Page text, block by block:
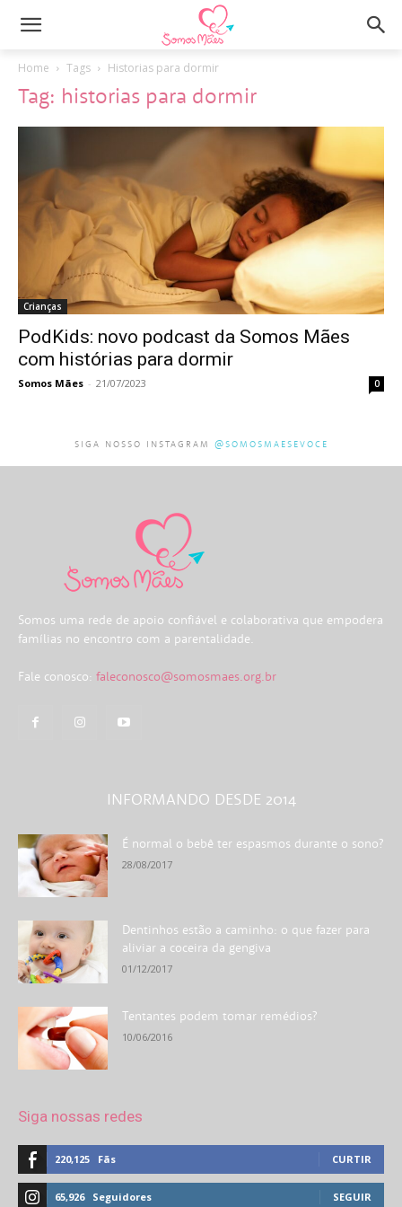
Home Tags Historias para dormir
Tag: historias para dormir
Crianças
PodKids: novo podcast da Somos Mães
com histórias para dormir
Somos Mães - 21/07/2023 0
SIGA NOSSO INSTAGRAM @SOMOSMAESEVOCE
Somos uma rede de apoio confiável e colaborativa que empodera
famílias no encontro com a parentalidade.
Fale conosco: faleconosco@somosmaes.org.br
INFORMANDO DESDE 2014
É normal o bebê ter espasmos durante o sono?
28/08/2017
Dentinhos estão a caminho: o que fazer para
aliviar a coceira da gengiva
01/12/2017
Tentantes podem tomar remédios?
10/06/2016
Siga nossas redes
220,125 Fãs CURTIR
65,926 Seguidores SEGUIR